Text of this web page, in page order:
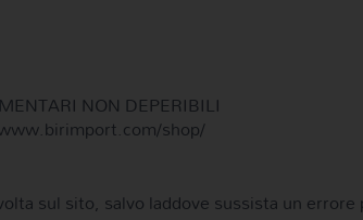
NON DEPERIBILI
shop/
sul sito, salvo laddove sussista un errore